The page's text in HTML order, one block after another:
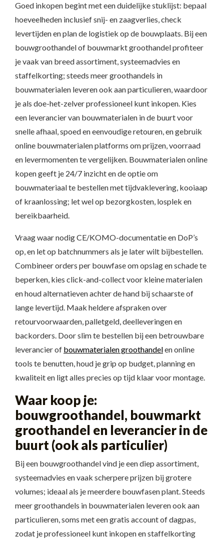
Goed inkopen begint met een duidelijke stuklijst: bepaal
hoeveelheden inclusief snij- en zaagverlies, check
levertijden en plan de logistiek op de bouwplaats. Bij een
bouwgroothandel of bouwmarkt groothandel profiteer
je vaak van breed assortiment, systeemadvies en
staffelkorting; steeds meer groothandels in
bouwmaterialen leveren ook aan particulieren, waardoor
je als doe-het-zelver professioneel kunt inkopen. Kies
een leverancier van bouwmaterialen in de buurt voor
snelle afhaal, spoed en eenvoudige retouren, en gebruik
online bouwmaterialen platforms om prijzen, voorraad
en levermomenten te vergelijken. Bouwmaterialen online
kopen geeft je 24/7 inzicht en de optie om
bouwmateriaal te bestellen met tijdvaklevering, kooiaap
of kraanlossing; let wel op bezorgkosten, losplek en
bereikbaarheid.
Vraag waar nodig CE/KOMO-documentatie en DoP’s
op, en let op batchnummers als je later wilt bijbestellen.
Combineer orders per bouwfase om opslag en schade te
beperken, kies click-and-collect voor kleine materialen
en houd alternatieven achter de hand bij schaarste of
lange levertijd. Maak heldere afspraken over
retourvoorwaarden, palletgeld, deelleveringen en
backorders. Door slim te bestellen bij een betrouwbare
leverancier of bouwmaterialen groothandelen online
tools te benutten, houd je grip op budget, planning en
kwaliteit en ligt alles precies op tijd klaar voor montage.
Waar koop je:
bouwgroothandel, bouwmarkt
groothandel en leverancier in de
buurt (ook als particulier)
Bij een bouwgroothandel vind je een diep assortiment,
systeemadvies en vaak scherpere prijzen bij grotere
volumes; ideaal als je meerdere bouwfasen plant. Steeds
meer groothandels in bouwmaterialen leveren ook aan
particulieren, soms met een gratis account of dagpas,
zodat je professioneel kunt inkopen en staffelkorting